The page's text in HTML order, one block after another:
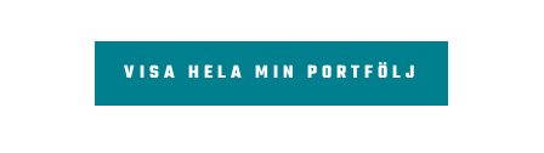
VISA HELA MIN PORTFÖLJ